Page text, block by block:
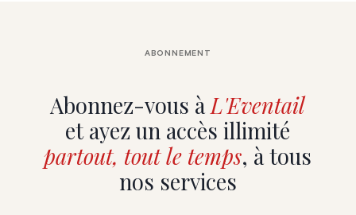
Abonnez-vous àL'Eventail
et ayez un accès illimité
partout, tout le temps, à tous
nos services
ABONNEMENT